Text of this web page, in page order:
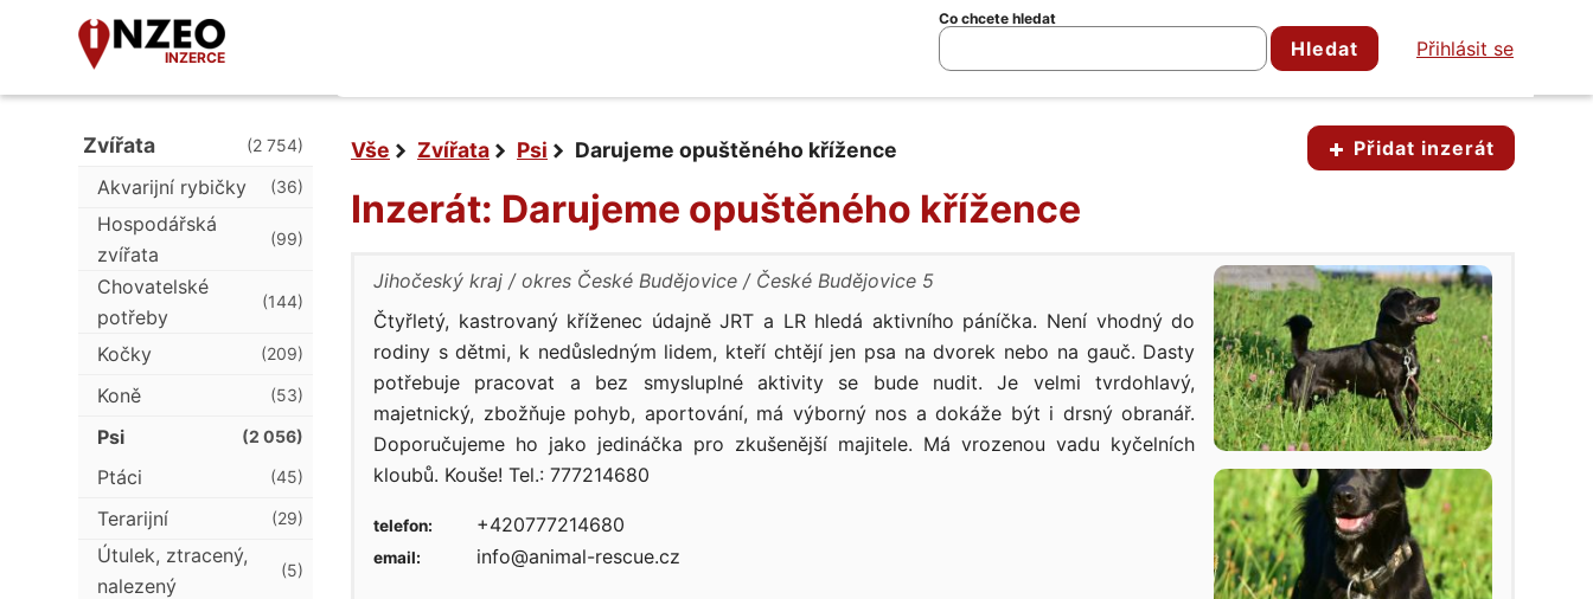
INZERCE
Co chcete hledat
Hledat Přihlásit se
Přidat inzerát
Vše Zvířata Psi Darujeme opuštěného křížence
Inzerát: Darujeme opuštěného křížence
Jihočeský kraj okres České Budějovice
České Budějovice 5
Čtyřletý, kastrovaný kříženec údajně JRT a LR hledá aktivního páníčka. Není vhodný do
rodiny s dětmi, k nedůsledným lidem, kteří chtějí jen psa na dvorek nebo na gauč. Dasty
potřebuje pracovat a bez smysluplné aktivity se bude nudit. Je velmi tvrdohlavý,
majetnický, zbožňuje pohyb, aportování, má výborný nos a dokáže být i drsný obranář.
Doporučujeme ho jako jedináčka pro zkušenější majitele. Má vrozenou vadu kyčelních
kloubů. Kouše! Tel.: 777214680
telefon: +420777214680
email: info@animal-rescue.cz
Zvířata (2 754)
Akvarijní rybičky (36)
Hospodářská
zvířata
(99)
Chovatelské
potřeby
(144)
Kočky (209)
Koně (53)
Psi (2 056)
Ptáci (45)
Terarijní (29)
Útulek, ztracený,
nalezený
(5)